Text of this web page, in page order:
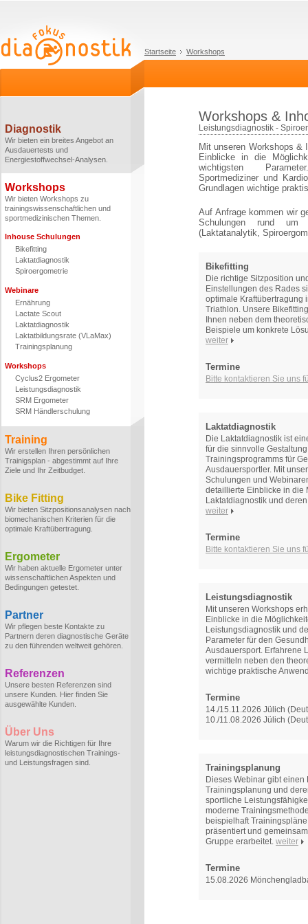
Startseite Workshops
Diagnostik
Wir bieten ein breites Angebot an
Ausdauertests und
Energiestoffwechsel-Analysen.
Workshops
Wir bieten Workshops zu
trainingswissenschaftlichen und
sportmedizinischen Themen.
Inhouse Schulungen
Bikefitting
Laktatdiagnostik
Spiroergometrie
Webinare
Ernährung
Lactate Scout
Laktatdiagnostik
Laktatbildungsrate (VLaMax)
Trainingsplanung
Workshops
Cyclus2 Ergometer
Leistungsdiagnostik
SRM Ergometer
SRM Händlerschulung
Training
Wir erstellen Ihren persönlichen
Trainigsplan - abgestimmt auf Ihre
Ziele und Ihr Zeitbudget.
Bike Fitting
Wir bieten Sitzpositionsanalysen nach
biomechanischen Kriterien für die
optimale Kraftübertragung.
Ergometer
Wir haben aktuelle Ergometer unter
wissenschaftlichen Aspekten und
Bedingungen getestet.
Partner
Wir pflegen beste Kontakte zu
Partnern deren diagnostische Geräte
zu den führenden weltweit gehören.
Referenzen
Unsere besten Referenzen sind
unsere Kunden. Hier finden Sie
ausgewählte Kunden.
Über Uns
Warum wir die Richtigen für Ihre
leistungsdiagnostischen Trainings-
und Leistungsfragen sind.
Workshops &
Leistungsdiagnostik -
Mit unseren Workshops &
Einblicke in die
wichtigsten
Sportmediziner und
Grundlagen wichtige
Auf Anfrage kommen wir
Schulungen rund um
(Laktatanalytik,
Bikefitting
Die richtige Sitzposition
Einstellungen des Rades
optimale Kraftübertragung
Triathlon. Unsere
Ihnen neben dem
Beispiele um konkrete
weiter
Termine
Bitte kontaktieren Sie uns
Laktatdiagnostik
Die Laktatdiagnostik ist
für die sinnvolle
Trainingsprogramms für
Ausdauersportler. Mit
Schulungen und
detaillierte Einblicke in die
Laktatdiagnostik und
weiter
Termine
Bitte kontaktieren Sie uns
Leistungsdiagnostik
Mit unseren Workshops
Einblicke in die
Leistungsdiagnostik und
Parameter für den
Ausdauersport. Erfahrene
vermitteln neben den
wichtige praktische
Termine
14./15.11.2026 Jülich
10./11.08.2026 Jülich
Trainingsplanung
Dieses Webinar gibt
Trainingsplanung und
sportliche
moderne
beispielhaft
präsentiert und
Gruppe erarbeitet. weiter
Termine
15.08.2026